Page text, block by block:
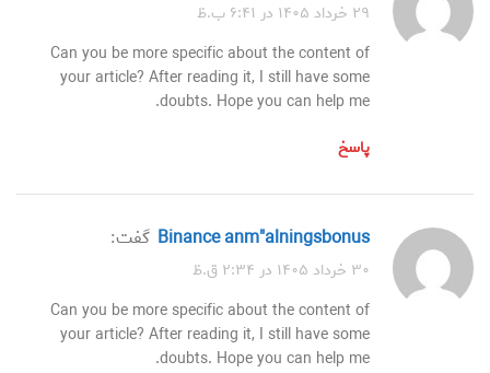
۲۹ خرداد ۱۴۰۵ در ۶:۴۱ ب.ظ
Can you be more specific about the content of
your article? After reading it, I still have some
doubts. Hope you can help me.
پاسخ
binance anm"alningsbonus گفت:
۳۰ خرداد ۱۴۰۵ در ۲:۳۴ ق.ظ
Can you be more specific about the content of
your article? After reading it, I still have some
doubts. Hope you can help me.